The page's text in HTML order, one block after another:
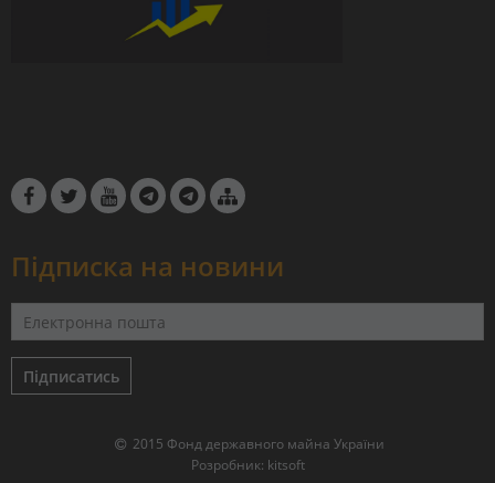
Підписка на новини
Підписатись
2015 Фонд державного майна України
Розробник: kitsoft